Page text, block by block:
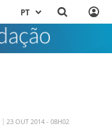
PT
23 OUT 2014 - 08H02